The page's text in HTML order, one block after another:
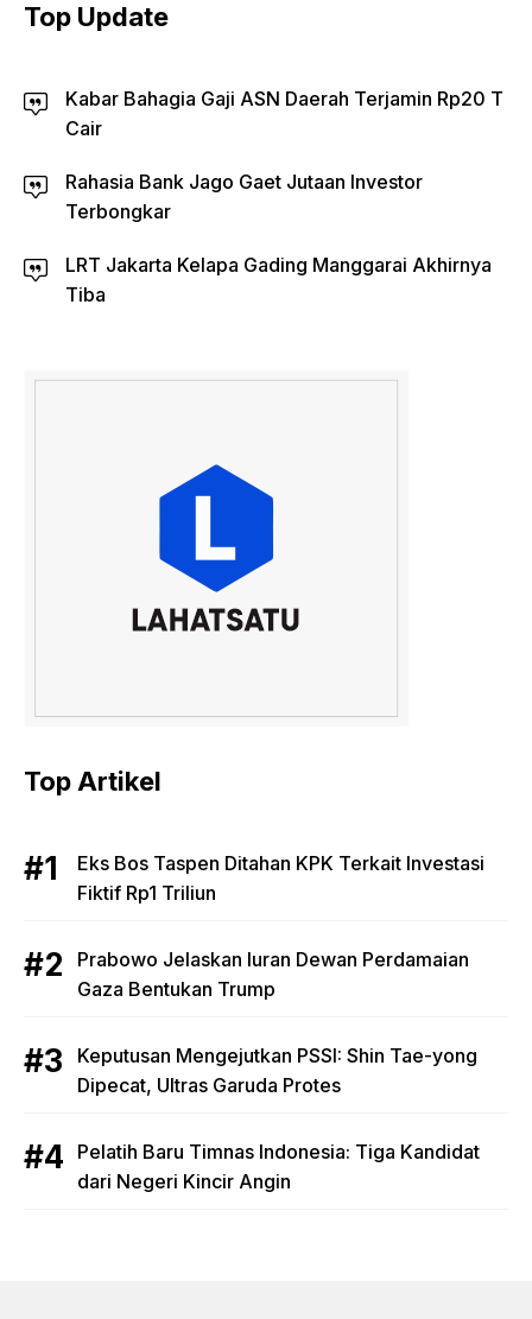
Top Update
Kabar Bahagia Gaji ASN Daerah Terjamin Rp20 T
Cair
Rahasia Bank Jago Gaet Jutaan Investor
Terbongkar
LRT Jakarta Kelapa Gading Manggarai Akhirnya
Tiba
Top Artikel
Eks Bos Taspen Ditahan KPK Terkait Investasi
Fiktif Rp1 Triliun
Prabowo Jelaskan Iuran Dewan Perdamaian
Gaza Bentukan Trump
Keputusan Mengejutkan PSSI: Shin Tae-yong
Dipecat, Ultras Garuda Protes
Pelatih Baru Timnas Indonesia: Tiga Kandidat
dari Negeri Kincir Angin